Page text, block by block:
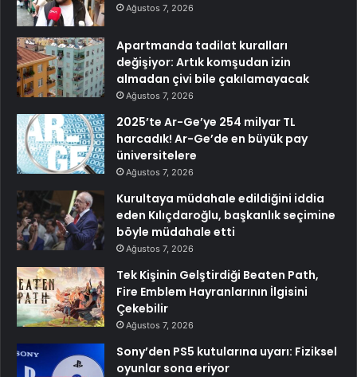
Ağustos 7, 2026
Apartmanda tadilat kuralları
değişiyor: Artık komşudan izin
almadan çivi bile çakılamayacak
Ağustos 7, 2026
2025’te Ar-Ge’ye 254 milyar TL
harcadık! Ar-Ge’de en büyük pay
üniversitelere
Ağustos 7, 2026
Kurultaya müdahale edildiğini iddia
eden Kılıçdaroğlu, başkanlık seçimine
böyle müdahale etti
Ağustos 7, 2026
Tek Kişinin Gelştirdiği Beaten Path,
Fire Emblem Hayranlarının İlgisini
Çekebilir
Ağustos 7, 2026
Sony’den PS5 kutularına uyarı: Fiziksel
oyunlar sona eriyor